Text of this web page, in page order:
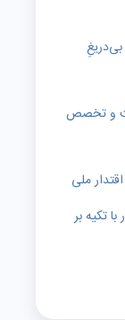
و تخصص
ملی
بر